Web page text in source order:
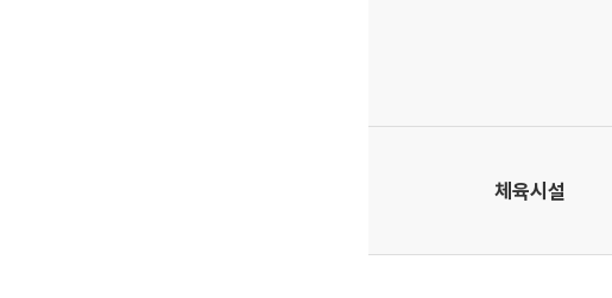
체육시설